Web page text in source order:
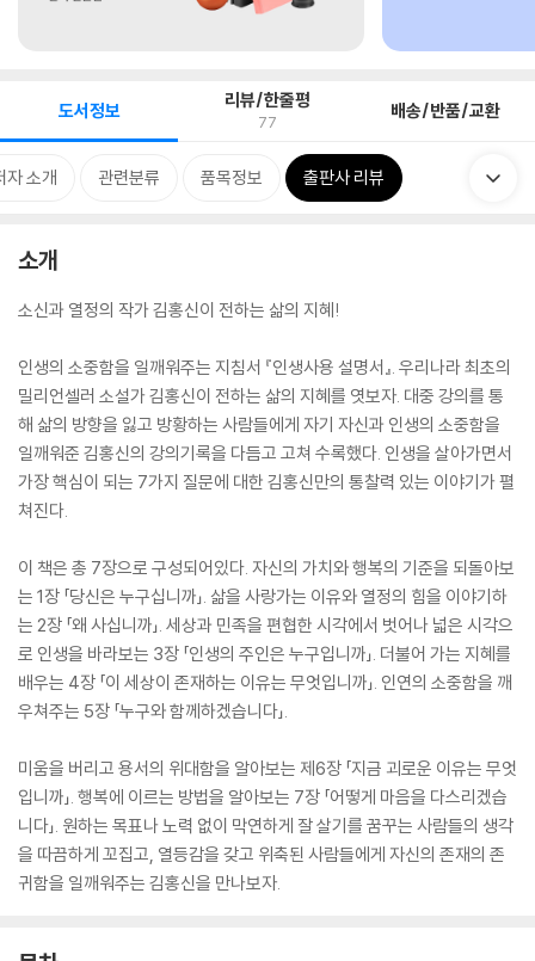
도서정보 리뷰/한줄평
77 배송/반품/교환
자 소개 관련분류 품목정보 출판사 리뷰
소개
소신과 열정의 작가 김홍신이 전하는 삶의 지혜!
인생의 소중함을 일깨워주는 지침서 『인생사용 설명서』. 우리나라 최초의
밀리언셀러 소설가 김홍신이 전하는 삶의 지혜를 엿보자. 대중 강의를 통
해 삶의 방향을 잃고 방황하는 사람들에게 자기 자신과 인생의 소중함을
일깨워준 김홍신의 강의기록을 다듬고 고쳐 수록했다. 인생을 살아가면서
가장 핵심이 되는 7가지 질문에 대한 김홍신만의 통찰력 있는 이야기가 펼
쳐진다.
이 책은 총 7장으로 구성되어있다. 자신의 가치와 행복의 기준을 되돌아보
는 1장 「당신은 누구십니까」. 삶을 사랑가는 이유와 열정의 힘을 이야기하
는 2장 「왜 사십니까」. 세상과 민족을 편협한 시각에서 벗어나 넓은 시각으
로 인생을 바라보는 3장 「인생의 주인은 누구입니까」. 더불어 가는 지혜를
배우는 4장 「이 세상이 존재하는 이유는 무엇입니까」. 인연의 소중함을 깨
우쳐주는 5장 「누구와 함께하겠습니다」.
미움을 버리고 용서의 위대함을 알아보는 제6장 「지금 괴로운 이유는 무엇
입니까」. 행복에 이르는 방법을 알아보는 7장 「어떻게 마음을 다스리겠습
니다」. 원하는 목표나 노력 없이 막연하게 잘 살기를 꿈꾸는 사람들의 생각
을 따끔하게 꼬집고, 열등감을 갖고 위축된 사람들에게 자신의 존재의 존
귀함을 일깨워주는 김홍신을 만나보자.